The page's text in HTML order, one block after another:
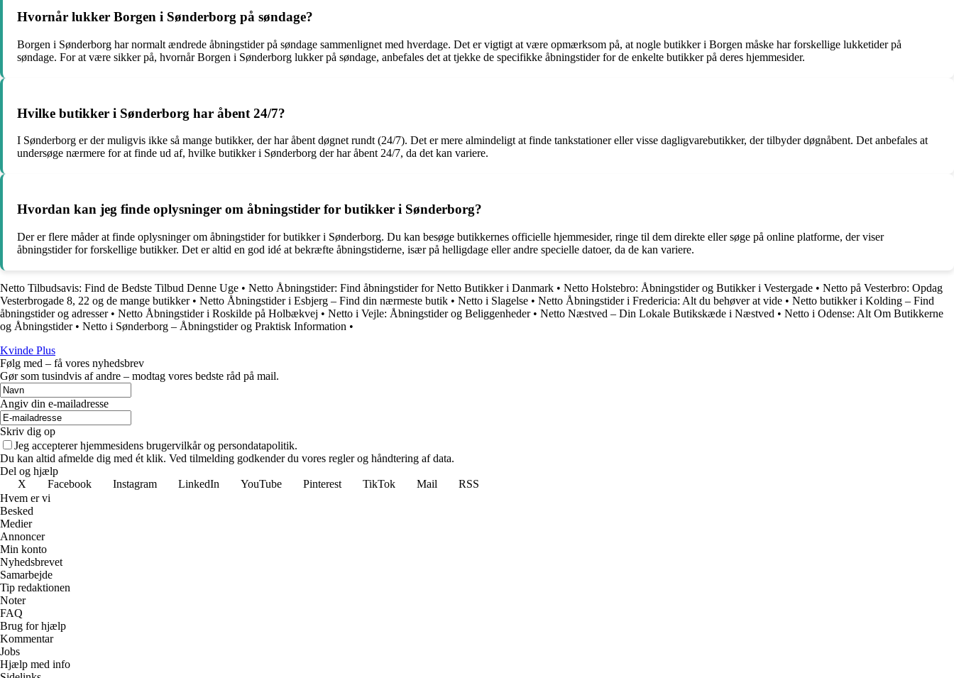
Hvornår lukker Borgen i Sønderborg på søndage?
Borgen i Sønderborg har normalt ændrede åbningstider på søndage sammenlignet med hverdage. Det er vigtigt at være opmærksom på, at nogle butikker i Borgen måske har forskellige lukketider på
søndage. For at være sikker på, hvornår Borgen i Sønderborg lukker på søndage, anbefales det at tjekke de specifikke åbningstider for de enkelte butikker på deres hjemmesider.
Hvilke butikker i Sønderborg har åbent 24/7?
I Sønderborg er der muligvis ikke så mange butikker, der har åbent døgnet rundt (24/7). Det er mere almindeligt at finde tankstationer eller visse dagligvarebutikker, der tilbyder døgnåbent. Det anbefales at
undersøge nærmere for at finde ud af, hvilke butikker i Sønderborg der har åbent 24/7, da det kan variere.
Hvordan kan jeg finde oplysninger om åbningstider for butikker i Sønderborg?
Der er flere måder at finde oplysninger om åbningstider for butikker i Sønderborg. Du kan besøge butikkernes officielle hjemmesider, ringe til dem direkte eller søge på online platforme, der viser
åbningstider for forskellige butikker. Det er altid en god idé at bekræfte åbningstiderne, især på helligdage eller andre specielle datoer, da de kan variere.
Netto Tilbudsavis: Find de Bedste Tilbud Denne Uge • Netto Åbningstider: Find åbningstider for Netto Butikker i Danmark • Netto Holstebro: Åbningstider og Butikker i Vestergade • Netto på Vesterbro: Opdag
Vesterbrogade 8, 22 og de mange butikker• Netto Åbningstider i Esbjerg – Find din nærmeste butik • Netto i Slagelse • Netto Åbningstider i Fredericia: Alt du behøver at vide • Netto butikker i Kolding – Find
åbningstider og adresser• Netto Åbningstider i Roskilde på Holbækvej • Netto i Vejle: Åbningstider og Beliggenheder• Netto Næstved – Din Lokale Butikskæde i Næstved • Netto i Odense: Alt Om Butikkerne
og Åbningstider• Netto i Sønderborg – Åbningstider og Praktisk Information •
Kvinde Plus
Følg med – få vores nyhedsbrev
Gør som tusindvis af andre – modtag vores bedste råd på mail.
Angiv din e-mailadresse
Skriv dig op
Jeg accepterer hjemmesidens brugervilkår og persondatapolitik.
Du kan altid afmelde dig med ét klik. Ved tilmelding godkender du vores regler og håndtering af data.
Del og hjælp
X
Facebook Instagram LinkedIn YouTube Pinterest TikTok Mail
RSS
Hvem er vi
Besked
Medier
Annoncer
Min konto
Nyhedsbrevet
Samarbejde
Tip redaktionen
Noter
FAQ
Brug for hjælp
Kommentar
Jobs
Hjælp med info